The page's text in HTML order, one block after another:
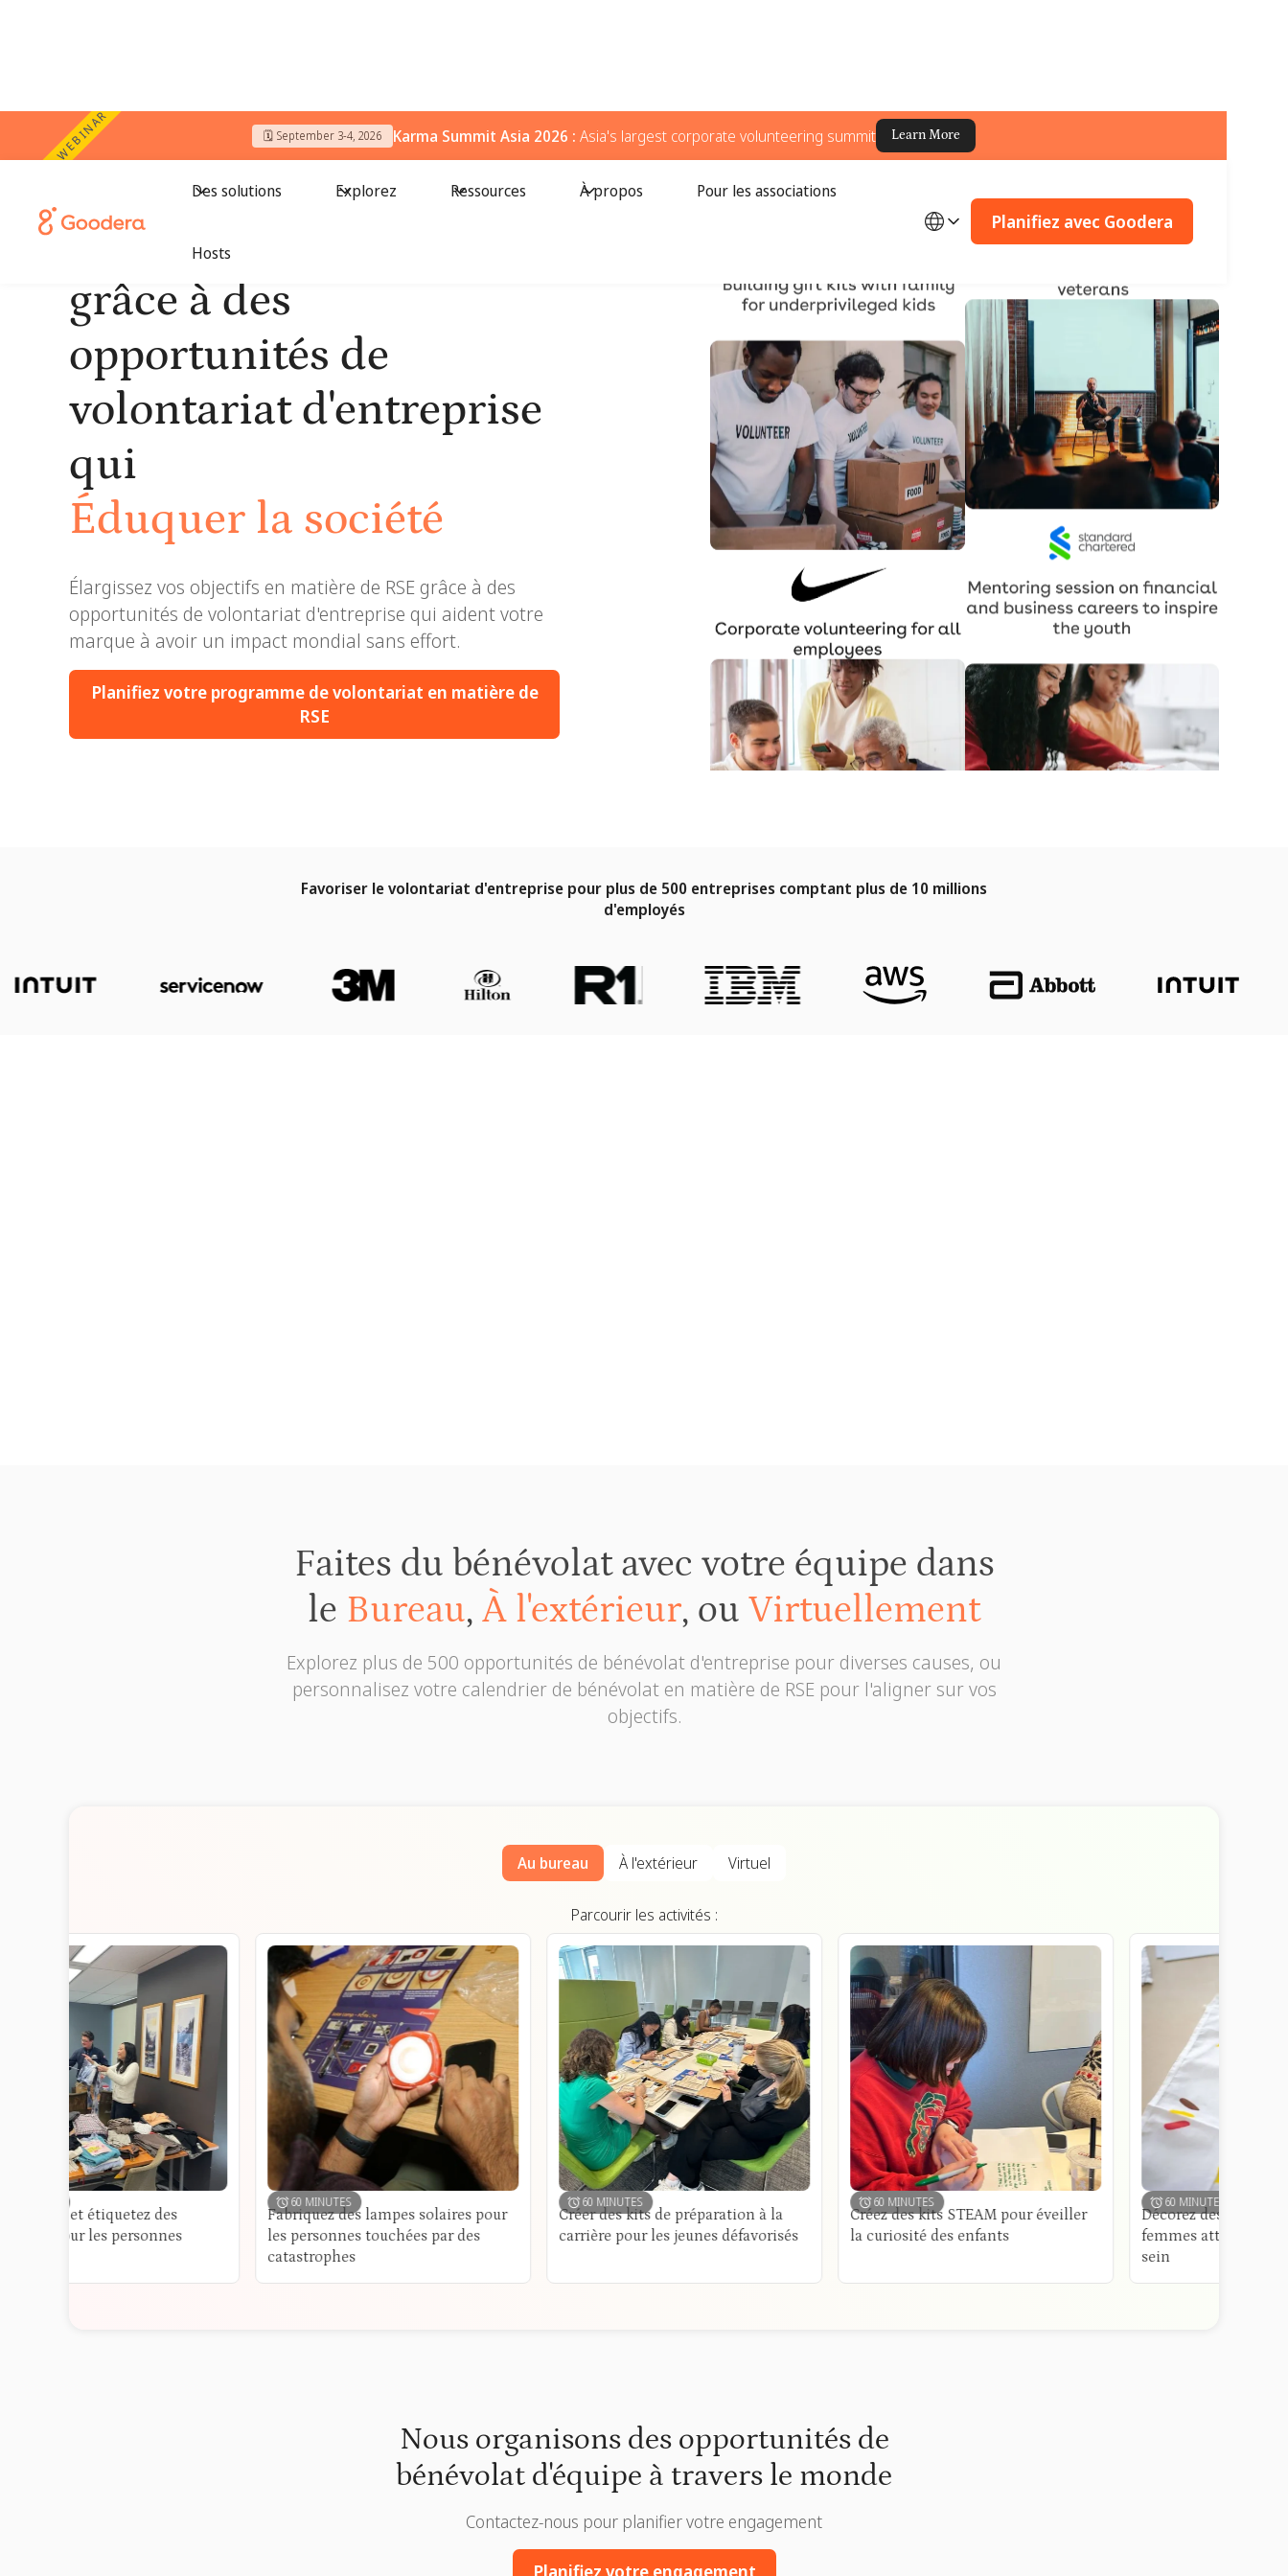
WEBINAR 🗓️ September 3-4, 2026 Karma Summit Asia 2026 : Asia's largest corporate volunteering summit Learn More
Des solutions Explorez Ressources À propos Pour les associations
Hosts
Planifiez avec Goodera
Développez la RSE
grâce à des
opportunités de
volontariat d'entreprise
qui
Éduquer la société
Drive Impact
Inspirer la société
Transformer la société
Éduquer la société
Élargissez vos objectifs en matière de RSE grâce à des
opportunités de volontariat d'entreprise qui aident votre
marque à avoir un impact mondial sans effort.
Planifiez votre programme de volontariat en matière de
RSE
Favoriser le volontariat d'entreprise pour plus de 500 entreprises comptant plus de 10 millions
d'employés
Faites du bénévolat avec votre équipe dans
le Bureau, À l'extérieur, ou Virtuellement
Explorez plus de 500 opportunités de bénévolat d'entreprise pour diverses causes, ou
personnalisez votre calendrier de bénévolat en matière de RSE pour l'aligner sur vos
objectifs.
Au bureau À l'extérieur Virtuel
Parcourir les activités :
étiquetez des
les personnes
60 MINUTES
Fabriquez des lampes solaires pour
les personnes touchées par des
catastrophes
60 MINUTES
Créer des kits de préparation à la
carrière pour les jeunes défavorisés
60 MINUTES
Créez des kits STEAM pour éveiller
la curiosité des enfants
60 MINUTES
Décorez des bandanas pour les
femmes atteintes d'un cancer
Nous organisons des opportunités de
bénévolat d'équipe à travers le monde
Contactez-nous pour planifier votre engagement